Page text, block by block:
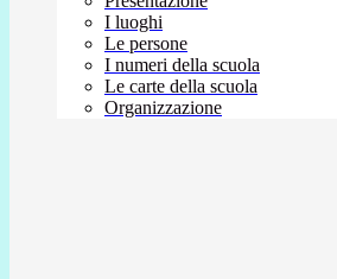
I luoghi
Le persone
I numeri della scuola
Le carte della scuola
Organizzazione